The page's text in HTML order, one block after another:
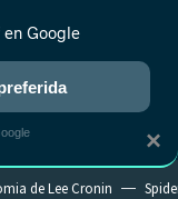
RANKINGS CINE
de Lee Cronin
×
Google